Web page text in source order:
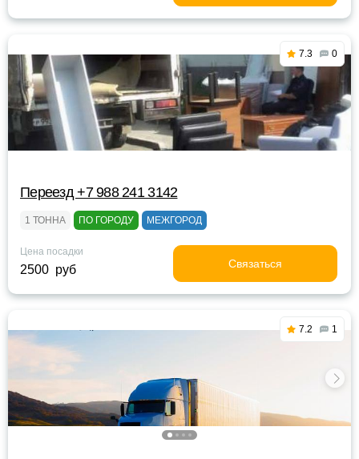
7.3 0
Переезд +7 988 241 3142
1 ТОННА ПО ГОРОДУ МЕЖГОРОД
Цена посадки
2500 руб Связаться
7.2 1